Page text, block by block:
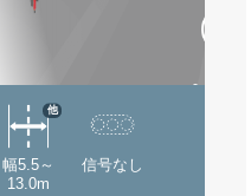
幅5.5～
13.0m
他
信号なし